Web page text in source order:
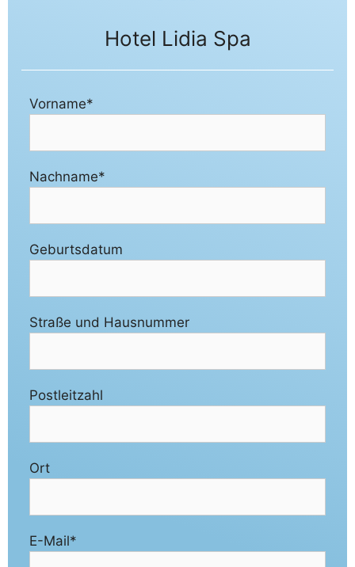
Hotel Lidia Spa
Vorname*
Nachname*
Geburtsdatum
Straße und Hausnummer
Postleitzahl
Ort
E-Mail*